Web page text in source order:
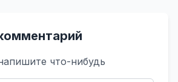
что-нибудь